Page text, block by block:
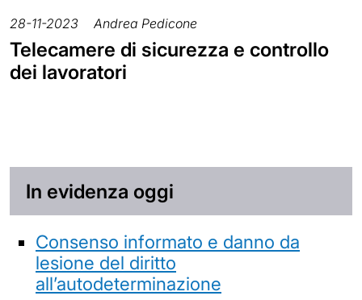
28-11-2023 Andrea Pedicone
Telecamere di sicurezza e controllo
dei lavoratori
In evidenza oggi
Consenso informato e danno da
lesione del diritto
all’autodeterminazione